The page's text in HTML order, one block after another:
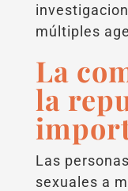
múltiples
La
la
Las
sexuales a